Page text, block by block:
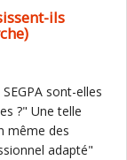
ils
sont-elles
?" Une telle
même des
adapté"